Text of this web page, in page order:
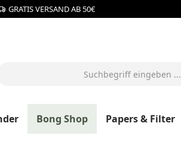
GRATIS VERSAND AB 50€
Bong Shop Papers & Filter